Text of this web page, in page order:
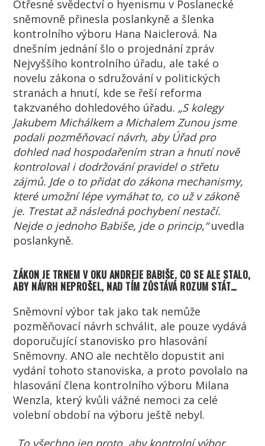
Otřesné svědectví o hyenismu v Poslanecké
sněmovně přinesla poslankyně a šlenka
kontrolního výboru Hana Naiclerová. Na
dnešním jednání šlo o projednání zpráv
Nejvyššího kontrolního úřadu, ale také o
novelu zákona o sdružování v politických
stranách a hnutí, kde se řeší reforma
takzvaného dohledového úřadu. „S kolegy
Jakubem Michálkem a Michalem Zunou jsme
podali pozměňovací návrh, aby Úřad pro
dohled nad hospodařením stran a hnutí nově
kontroloval i dodržování pravidel o střetu
zájmů. Jde o to přidat do zákona mechanismy,
které umožní lépe vymáhat to, co už v zákoně
je. Trestat až následná pochybení nestačí.
Nejde o jednoho Babiše, jde o princip,“uvedla
poslankyně.
ZÁKON JE TRNEM V OKU ANDREJE BABIŠE. CO SE ALE STALO,
ABY NÁVRH NEPROŠEL, NAD TÍM ZŮSTÁVÁ ROZUM STÁT…
Sněmovní výbor tak jako tak nemůže
pozměňovací návrh schválit, ale pouze vydává
doporučující stanovisko pro hlasování
Sněmovny. ANO ale nechtělo dopustit ani
vydání tohoto stanoviska, a proto povolalo na
hlasování člena kontrolního výboru Milana
Wenzla, který kvůli vážné nemoci za celé
volební období na výboru ještě nebyl.
To všechno jen proto, aby kontrolní výbor